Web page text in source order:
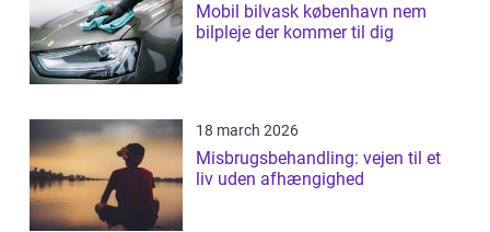
Mobil bilvask københavn nem
bilpleje der kommer til dig
18 march 2026
Misbrugsbehandling: vejen til et
liv uden afhængighed